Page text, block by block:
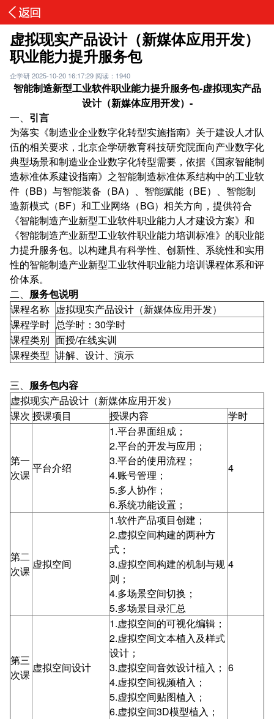
虚拟现实产品设计（新媒体应用开发）
职业能力提升服务包
企学研2025-10-20 16:17:29 阅读：1940
智能制造新型工业软件职业能力提升服务包-虚拟现实产品
设计（新媒体应用开发）-
一、 引言
为落实《制造业企业数字化转型实施指南》关于建设人才队
伍的相关要求，北京企学研教育科技研究院面向产业数字化
典型场景和制造业企业数字化转型需要，依据《国家智能制
造标准体系建设指南》之智能制造标准体系结构中的工业软
件（BB）与智能装备（BA）、智能赋能（BE）、智能制
造新模式（BF）和工业网络（BG）相关方向，提供符合
《智能制造产业新型工业软件职业能力人才建设方案》和
《智能制造产业新型工业软件职业能力培训标准》的职业能
力提升服务包。以构建具有科学性、创新性、系统性和实用
性的智能制造产业新型工业软件职业能力培训课程体系和评
价体系。
二、 服务包说明
课程名称 虚拟现实产品设计（新媒体应用开发）
课程学时 总学时：30学时
课程类别 面授/在线实训
课程类型 讲解、设计、演示
三、 服务包内容
虚拟现实产品设计（新媒体应用开发）
课次 授课项目 授课内容 学时
第一
次课
平台介绍
1.平台界面组成；
2.平台的开发与应用；
3.平台的使用流程；
4.账号管理；
5.多人协作；
6.系统功能设置；
4
第二
次课
虚拟空间
1.软件产品项目创建；
2.虚拟空间构建的两种方
式；
3.虚拟空间构建的机制与规
则；
4.多场景空间切换；
5.多场景目录汇总
4
第三
次课
虚拟空间设计
1.虚拟空间的可视化编辑；
2.虚拟空间文本植入及样式
设计；
3.虚拟空间音效设计植入；
4.虚拟空间视频植入；
5.虚拟空间贴图植入；
6.虚拟空间3D模型植入；
6